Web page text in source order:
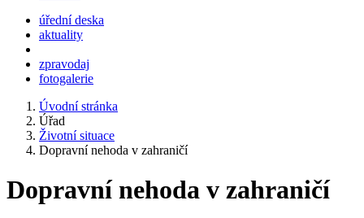
úřední deska
aktuality
zpravodaj
fotogalerie
Úvodní stránka
Úřad
Životní situace
Dopravní nehoda v zahraničí
Dopravní nehoda v zahraničí